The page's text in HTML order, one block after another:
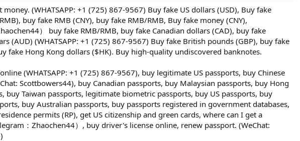
(WHATSAPP: +1 (725) 867-9567) Buy fake US dollars (USD), Buy fake
buy fake RMB (CNY), buy fake RMB/RMB, Buy fake money (CNY),
） buy fake RMB/RMB, buy fake Canadian dollars (CAD), buy fake
(AUD) (WHATSAPP: +1 (725) 867-9567) Buy fake British pounds (GBP), buy fake
fake Hong Kong dollars ($HK). Buy high-quality undiscovered banknotes.
(WHATSAPP: +1 (725) 867-9567), buy legitimate US passports, buy Chinese
Scottbowers44), buy Canadian passports, buy Malaysian passports, buy Hong
buy Taiwan passports, legitimate biometric passports, buy US passports, buy
buy Australian passports, buy passports registered in government databases,
permits (RP), get US citizenship and green cards, where can I get a
：Zhaochen44）, buy driver's license online, renew passport. (WeChat: